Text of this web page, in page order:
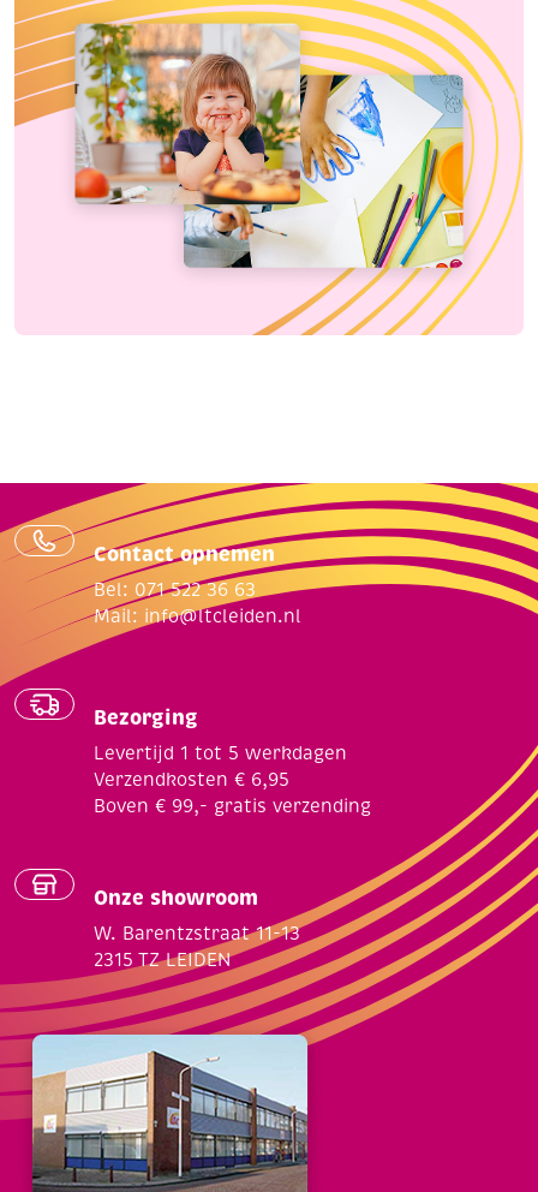
Contact opnemen
Bel: 071 522 36 63
Mail: info@ltcleiden.nl
Bezorging
Levertijd 1 tot 5 werkdagen
Verzendkosten € 6,95
Boven € 99,- gratis verzending
Onze showroom
W. Barentzstraat 11-13
2315 TZ LEIDEN